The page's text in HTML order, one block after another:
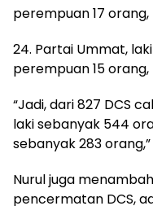
perempuan 17
24. Partai Ummat,
perempuan 15
“Jadi, dari 827 DCS
laki sebanyak 544
sebanyak 283
Nurul juga
pencermatan DCS,